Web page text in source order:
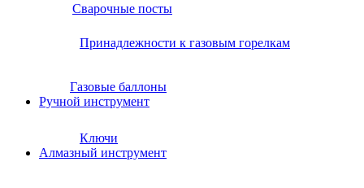
Сварочные посты
Принадлежности к газовым горелкам
Газовые баллоны
Ручной инструмент
Ключи
Алмазный инструмент